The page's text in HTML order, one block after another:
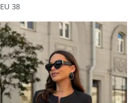
EU 38